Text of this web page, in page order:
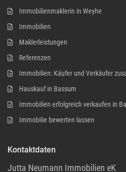
Immobilienmaklerin in Weyhe
Immobilien
Maklerleistungen
Referenzen
Immobilien: Käufer und Verkäufer
Hauskauf in Bassum
Immobilien erfolgreich verkaufen in
Immobilie bewerten lassen
Kontaktdaten
Jutta Neumann Immobilien eK